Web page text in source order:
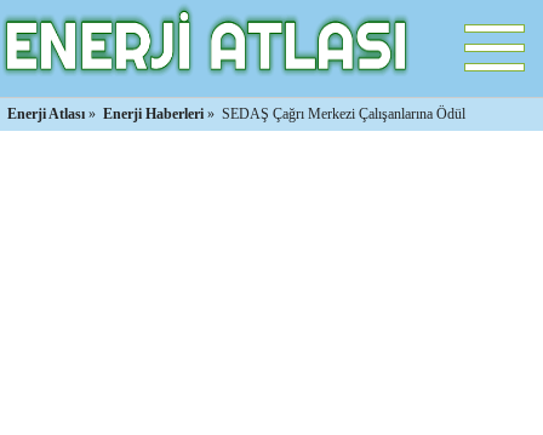
Enerji Atlası » Enerji Haberleri » SEDAŞ Çağrı Merkezi Çalışanlarına Ödül